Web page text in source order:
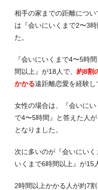
相手の家までの距離につ
は『会いにいくまで2〜3
た。
『会いにいくまで4〜5時
間以上』が18人で、 約8割
かかる遠距離恋愛を経験し
女性の場合は、『会いに
で4〜5時間』と答えた人
となりました。
次に多いのが『会いにい
いくまで6時間以上』が15
2時間以上かかる人が約7